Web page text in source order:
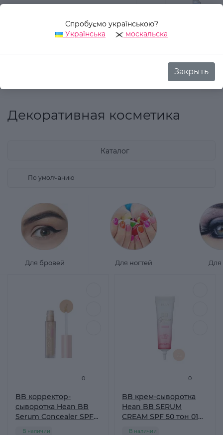
Спробуємо українською?
Українська
москальска
Закрыть
Декоративная косметика
Каталог
Для бровей Для ногтей Для
0
BB корректор-
сыворотка Hean BB
Serum Concealer SPF
В наличии
0
BB крем-сыворотка
Hean BB SERUM
CREAM SPF 50 тон 01
В наличии